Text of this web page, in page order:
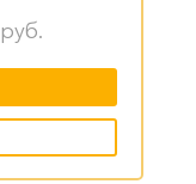
руб.